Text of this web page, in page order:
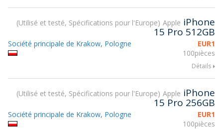
Utilisé et testé, Spécifications pour l'Europe Apple iPhone
15 Pro 512GB
EUR1
100pièces
Société principale de Krakow, Pologne
Détails
Utilisé et testé, Spécifications pour l'Europe Apple iPhone
15 Pro 256GB
EUR1
100pièces
Société principale de Krakow, Pologne